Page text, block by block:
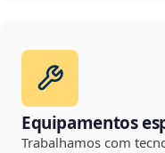
Equipamentos
Trabalhamos com